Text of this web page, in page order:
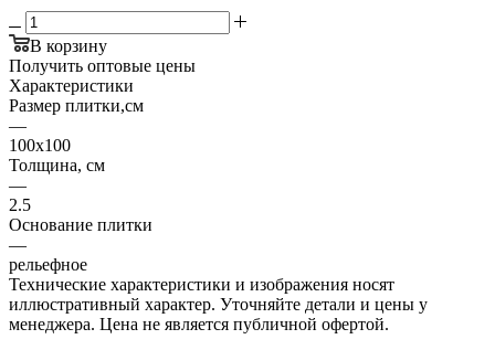
В корзину
Получить оптовые цены
Характеристики
Размер плитки,см
—
100х100
Толщина, см
—
2.5
Основание плитки
—
рельефное
Технические характеристики и изображения носят
иллюстративный характер. Уточняйте детали и цены у
менеджера. Цена не является публичной офертой.